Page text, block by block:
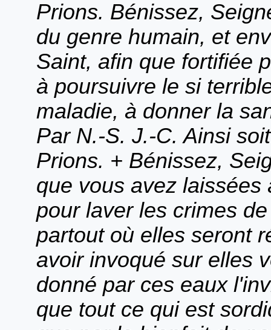
Prions. Bénissez,
du genre humain, et
Saint, afin que fortifiée
à poursuivre le si
maladie, à donner la
Par N.-S. J.-C. Ainsi
Prions. + Bénissez,
que vous avez
pour laver les crimes
partout où elles seront
avoir invoqué sur elles
donné par ces eaux
que tout ce qui est